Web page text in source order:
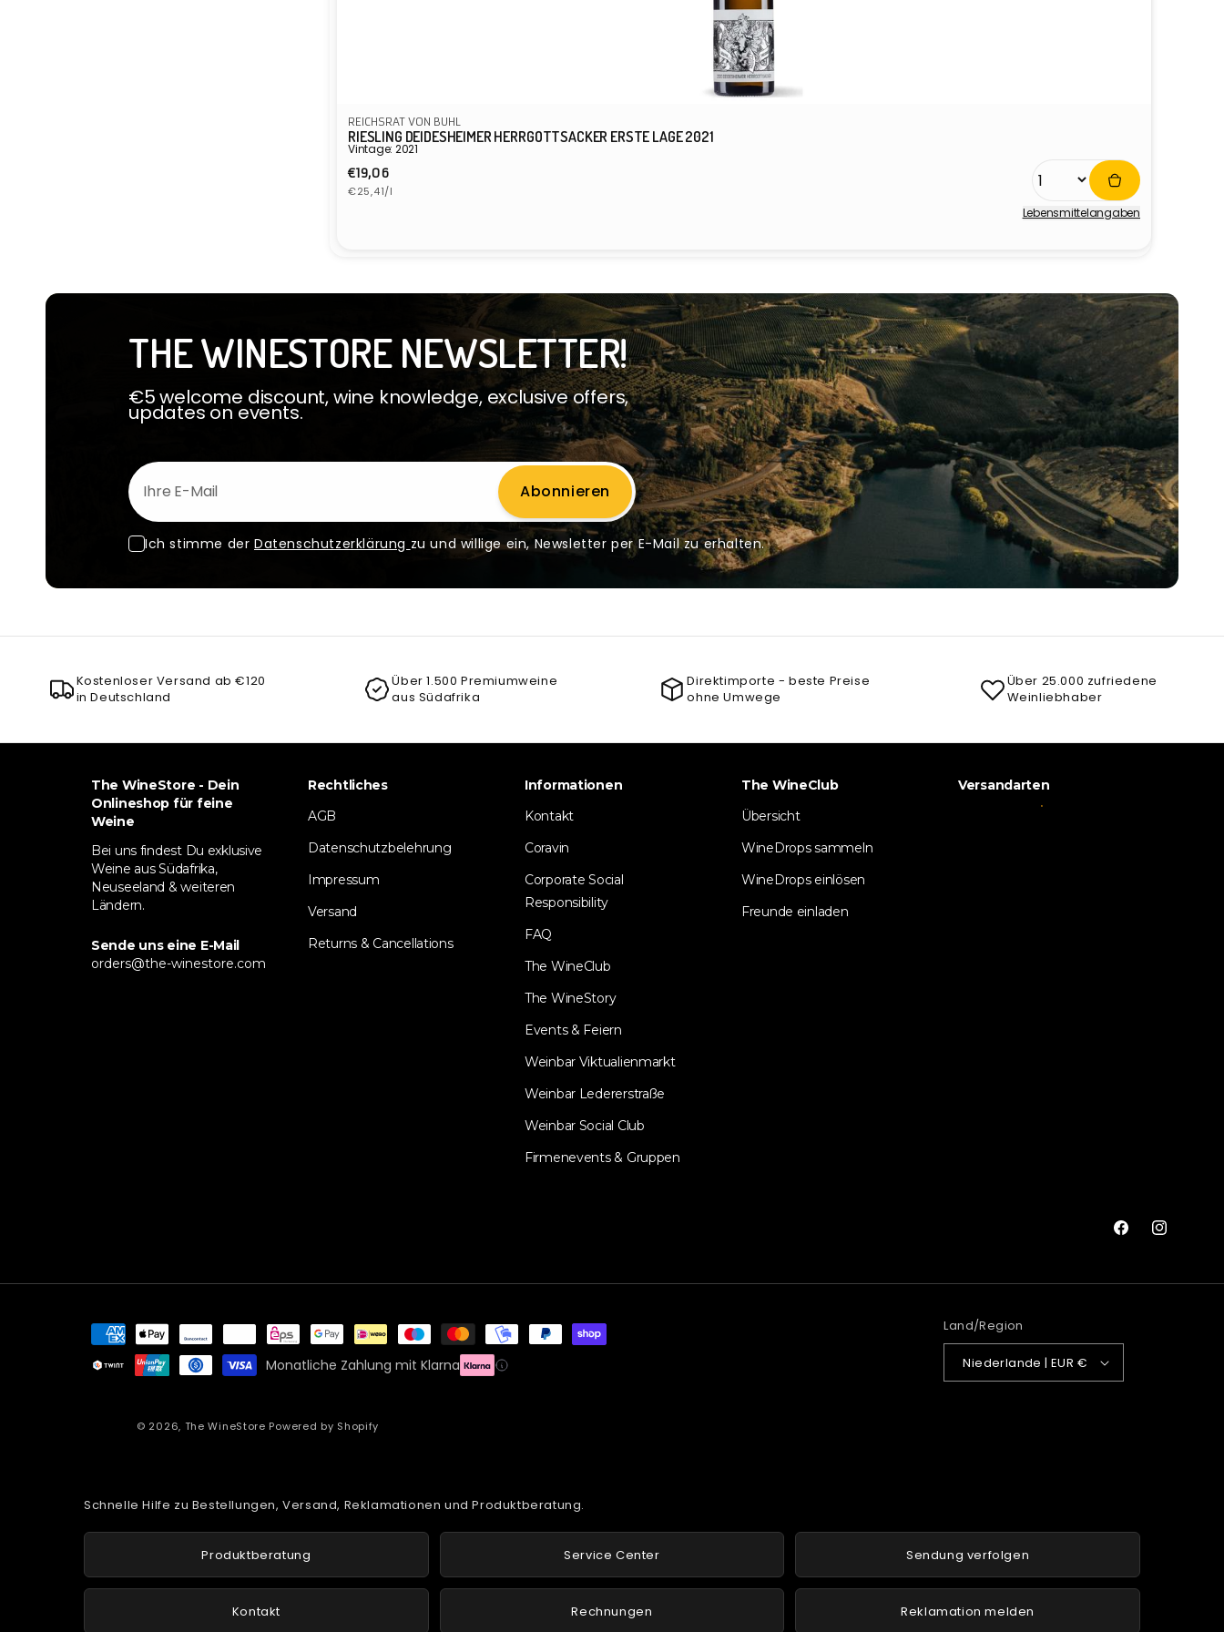
REICHSRAT VON BUHL
RIESLING DEIDESHEIMER HERRGOTTSACKER ERSTE LAGE 2021
Vintage: 2021
Normaler
Preis
€19,06
Grundpreis
€25,41/l
Lebensmittel­angaben
THE WINESTORE NEWSLETTER!
€5 welcome discount, wine knowledge, exclusive offers,
updates on events.
Ihre E-Mail
Abonnieren
Ich stimme der Datenschutzerklärung zu und willige ein, Newsletter per E-Mail zu erhalten.
Kostenloser Versand ab €120
in Deutschland
Über 1.500 Premiumweine
aus Südafrika
Direktimporte - beste Preise
ohne Umwege
Über 25.000 zufriedene
Weinliebhaber
The WineStore - Dein
Onlineshop für feine
Weine
Bei uns findest Du exklusive
Weine aus Südafrika,
Neuseeland & weiteren
Ländern.
Sende uns eine E-Mail
orders@the-winestore.com
Rechtliches
AGB
Datenschutzbelehrung
Impressum
Versand
Returns & Cancellations
Informationen
Kontakt
Coravin
Corporate Social
Responsibility
FAQ
The WineClub
The WineStory
Events & Feiern
Weinbar Viktualienmarkt
Weinbar Ledererstraße
Weinbar Social Club
Firmenevents & Gruppen
The WineClub
Übersicht
WineDrops sammeln
WineDrops einlösen
Freunde einladen
Versandarten
FacebookInstagram
Land/Region
Niederlande | EUR €
Zahlungsmethoden
Monatliche Zahlung mit Klarna
© 2026, The WineStore Powered by Shopify
Schnelle Hilfe zu Bestellungen, Versand, Reklamationen und Produktberatung.
Produktberatung Service Center Sendung verfolgen
Kontakt Rechnungen Reklamation melden